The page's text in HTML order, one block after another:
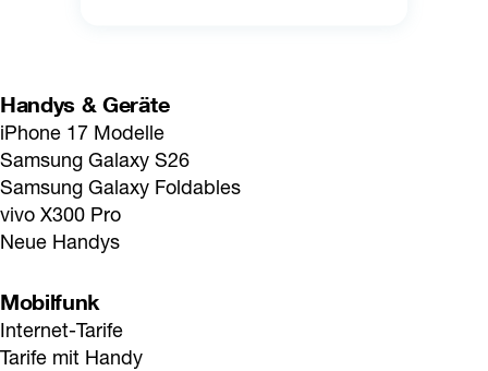
Handys & Geräte
iPhone 17 Modelle
Samsung Galaxy S26
Samsung Galaxy Foldables
vivo X300 Pro
Neue Handys
Mobilfunk
Internet-Tarife
Tarife mit Handy